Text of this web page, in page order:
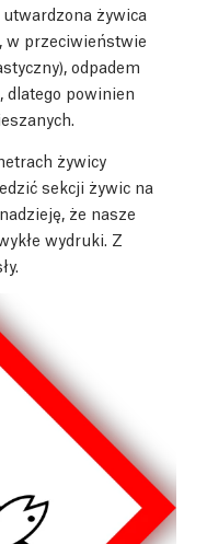
żywica
w przeciwieństwie
odpadem
dlatego powinien
żywicy
sekcji żywic na
że nasze
wydruki. Z